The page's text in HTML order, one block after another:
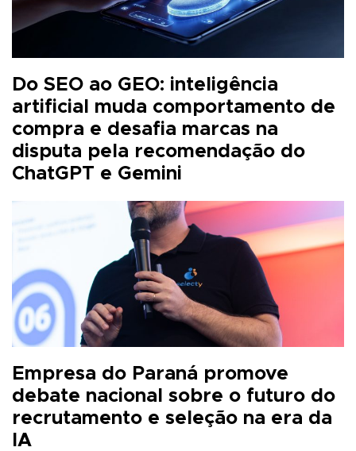
Do SEO ao GEO: inteligência
artificial muda comportamento de
compra e desafia marcas na
disputa pela recomendação do
ChatGPT e Gemini
Empresa do Paraná promove
debate nacional sobre o futuro do
recrutamento e seleção na era da
IA